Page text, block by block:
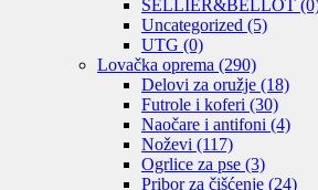
SELLIER&BELLOT
Uncategorized (5)
UTG (0)
Lovačka oprema (290)
Delovi za oružje (18)
Futrole i koferi (30)
Naočare i antifoni (4)
Noževi (117)
Ogrlice za pse (3)
Pribor za čišćenje (24)